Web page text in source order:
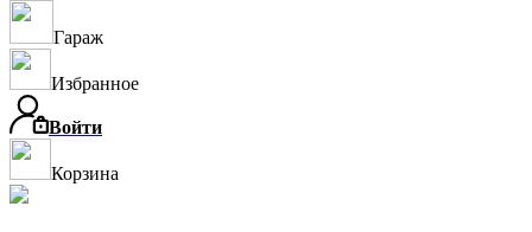
Гараж
Избранное
Войти
Корзина